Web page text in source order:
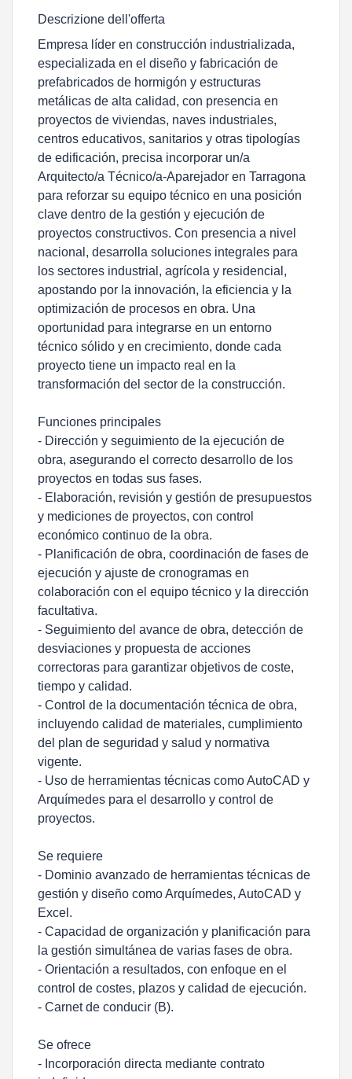
Descrizione dell'offerta
Empresa líder en construcción industrializada,
especializada en el diseño y fabricación de
prefabricados de hormigón y estructuras
metálicas de alta calidad, con presencia en
proyectos de viviendas, naves industriales,
centros educativos, sanitarios y otras tipologías
de edificación, precisa incorporar un/a
Arquitecto/a Técnico/a-Aparejador en Tarragona
para reforzar su equipo técnico en una posición
clave dentro de la gestión y ejecución de
proyectos constructivos. Con presencia a nivel
nacional, desarrolla soluciones integrales para
los sectores industrial, agrícola y residencial,
apostando por la innovación, la eficiencia y la
optimización de procesos en obra. Una
oportunidad para integrarse en un entorno
técnico sólido y en crecimiento, donde cada
proyecto tiene un impacto real en la
transformación del sector de la construcción.
Funciones principales
- Dirección y seguimiento de la ejecución de
obra, asegurando el correcto desarrollo de los
proyectos en todas sus fases.
- Elaboración, revisión y gestión de presupuestos
y mediciones de proyectos, con control
económico continuo de la obra.
- Planificación de obra, coordinación de fases de
ejecución y ajuste de cronogramas en
colaboración con el equipo técnico y la dirección
facultativa.
- Seguimiento del avance de obra, detección de
desviaciones y propuesta de acciones
correctoras para garantizar objetivos de coste,
tiempo y calidad.
- Control de la documentación técnica de obra,
incluyendo calidad de materiales, cumplimiento
del plan de seguridad y salud y normativa
vigente.
- Uso de herramientas técnicas como AutoCAD y
Arquímedes para el desarrollo y control de
proyectos.
Se requiere
- Dominio avanzado de herramientas técnicas de
gestión y diseño como Arquímedes, AutoCAD y
Excel.
- Capacidad de organización y planificación para
la gestión simultánea de varias fases de obra.
- Orientación a resultados, con enfoque en el
control de costes, plazos y calidad de ejecución.
- Carnet de conducir (B).
Se ofrece
- Incorporación directa mediante contrato